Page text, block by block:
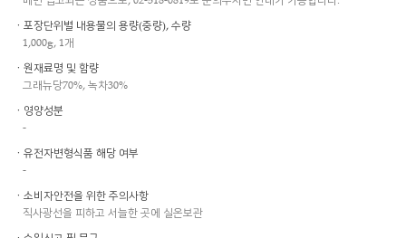
ㆍ포장단위별 내용물의 용량(중량), 수량
1,000g, 1개
ㆍ원재료명 및 함량
그래뉴당70%, 녹차30%
ㆍ영양성분
-
ㆍ유전자변형식품 해당 여부
-
ㆍ소비자안전을 위한 주의사항
직사광선을 피하고 서늘한 곳에 실온보관